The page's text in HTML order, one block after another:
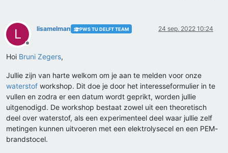
L
Offline
lisamelman PWS TU DELFT TEAM 24 sep. 2022 10:24
Hoi Bruni Zegers,
Jullie zijn van harte welkom om je aan te melden voor onze
waterstof workshop. Dit doe je door het interesseformulier in te
vullen en zodra er een datum wordt geprikt, worden jullie
uitgenodigd. De workshop bestaat zowel uit een theoretisch
deel over waterstof, als een experimenteel deel waar jullie zelf
metingen kunnen uitvoeren met een elektrolysecel en een PEM-
brandstocel.